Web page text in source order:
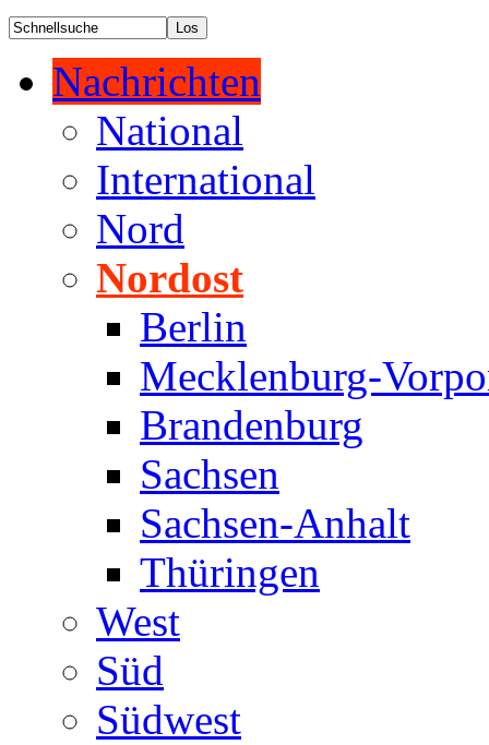
Nachrichten
National
International
Nord
Nordost
Berlin
Mecklenburg-
Brandenburg
Sachsen
Sachsen-Anhalt
Thüringen
West
Süd
Südwest